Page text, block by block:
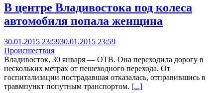
В центре Владивостока под колеса
автомобиля попала женщина
30.01.2015 23:5930.01.2015 23:59
Происшествия
Владивосток, 30 января — ОТВ. Она переходила дорогу в
нескольких метрах от пешеходного перехода. От
госпитализации пострадавшая отказалась, отправившись в
травмпункт попутным транспортом. [...]